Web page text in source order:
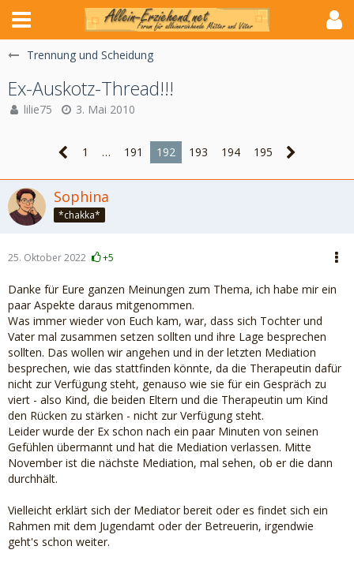
Trennung und Scheidung
Ex-Auskotz-Thread!!!
lilie75 3. Mai 2010
1 … 191 192 193 194 195
Sophina
*chakka*
25. Oktober 2022 +5
Danke für Eure ganzen Meinungen zum Thema, ich habe mir ein
paar Aspekte daraus mitgenommen.
Was immer wieder von Euch kam, war, dass sich Tochter und
Vater mal zusammen setzen sollten und ihre Lage besprechen
sollten. Das wollen wir angehen und in der letzten Mediation
besprechen, wie das stattfinden könnte, da die Therapeutin dafür
nicht zur Verfügung steht, genauso wie sie für ein Gespräch zu
viert - also Kind, die beiden Eltern und die Therapeutin um Kind
den Rücken zu stärken - nicht zur Verfügung steht.
Leider wurde der Ex schon nach ein paar Minuten von seinen
Gefühlen übermannt und hat die Mediation verlassen. Mitte
November ist die nächste Mediation, mal sehen, ob er die dann
durchhält.
Vielleicht erklärt sich der Mediator bereit oder es findet sich ein
Rahmen mit dem Jugendamt oder der Betreuerin, irgendwie
geht's schon weiter.